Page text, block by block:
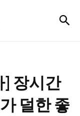
] 장시간
덜한 좋